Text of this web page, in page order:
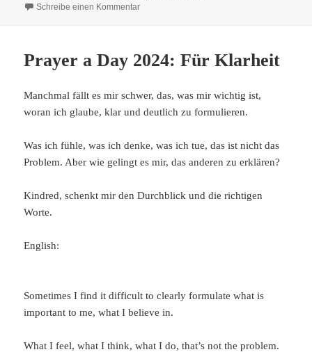
Schreibe einen Kommentarzu Prayer a Day 2024: Herbstlaub
Prayer a Day 2024: Für Klarheit
Manchmal fällt es mir schwer, das, was mir wichtig ist,
woran ich glaube, klar und deutlich zu formulieren.
Was ich fühle, was ich denke, was ich tue, das ist nicht das
Problem. Aber wie gelingt es mir, das anderen zu erklären?
Kindred, schenkt mir den Durchblick und die richtigen
Worte.
English:
Sometimes I find it difficult to clearly formulate what is
important to me, what I believe in.
What I feel, what I think, what I do, that’s not the problem.